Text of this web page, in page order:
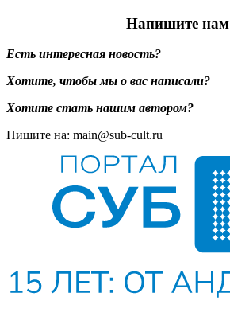
Напишите нам
Есть интересная новость?
Хотите, чтобы мы о вас написали?
Хотите стать нашим автором?
Пишите на: main@sub-cult.ru